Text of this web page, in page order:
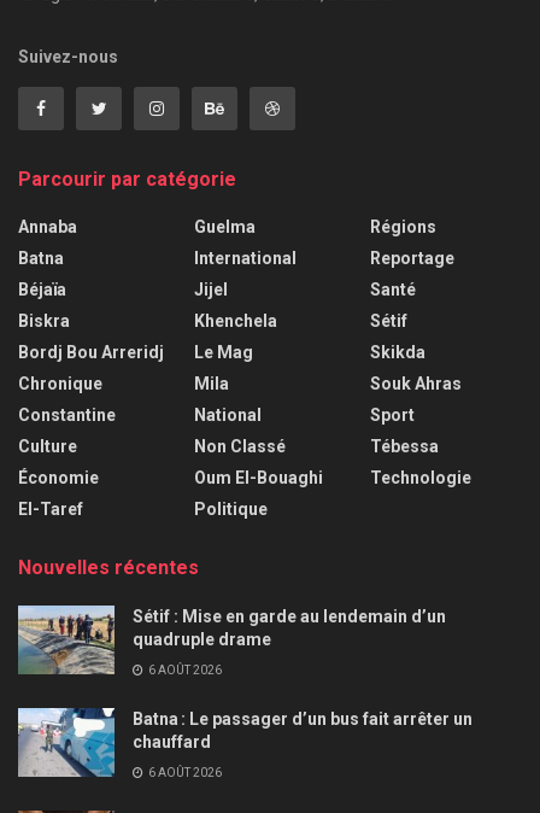
Suivez-nous
Parcourir par catégorie
Annaba
Batna
Béjaïa
Biskra
Bordj Bou Arreridj
Chronique
Constantine
Culture
Économie
El-Taref
Guelma
International
Jijel
Khenchela
Le Mag
Mila
National
Non Classé
Oum El-Bouaghi
Politique
Régions
Reportage
Santé
Sétif
Skikda
Souk Ahras
Sport
Tébessa
Technologie
Nouvelles récentes
Sétif : Mise en garde au lendemain d’un
quadruple drame
6 AOÛT 2026
Batna : Le passager d’un bus fait arrêter un
chauffard
6 AOÛT 2026